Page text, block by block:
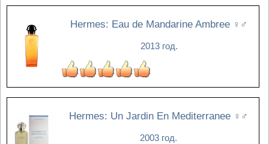
Hermes: Eau de Mandarine Ambree ♀♂
2013 год.
Hermes: Un Jardin En Mediterranee ♀♂
2003 год.